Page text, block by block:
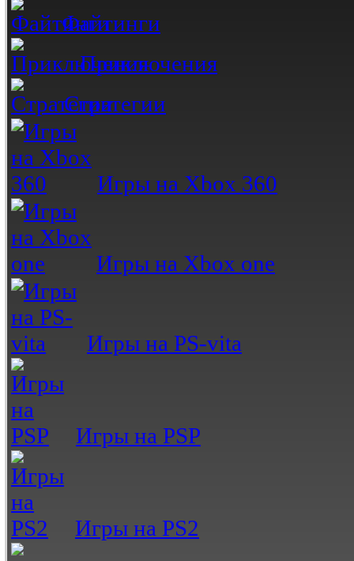
Файтинги
Приключения
Стратегии
Игры на Xbox 360
Игры на Xbox one
Игры на PS-vita
Игры на PSP
Игры на PS2